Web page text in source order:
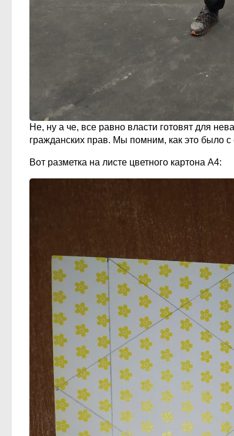
Не, ну а че, все равно власти готовят для
гражданских прав. Мы помним, как это было
Вот разметка на листе цветного картона А4: